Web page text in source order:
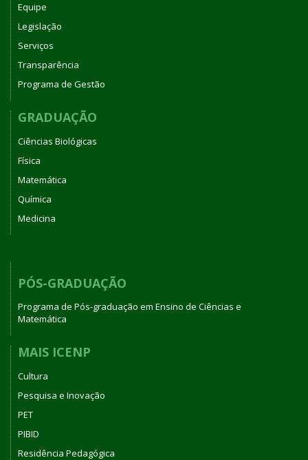
Equipe
Legislação
Serviços
Transparência
Programa de Gestão
GRADUAÇÃO
Ciências Biológicas
Física
Matemática
Química
Medicina
PÓS-GRADUAÇÃO
Programa de Pós-graduação em Ensino de Ciências e
Matemática
MAIS ICENP
Cultura
Pesquisa e Inovação
PET
PIBID
Residência Pedagógica